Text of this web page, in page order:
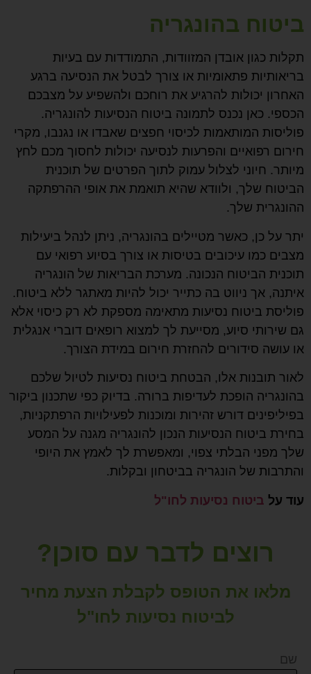
ביטוח בהונגריה
תקלות כגון אובדן המזוודות, התמודדות עם בעיות
בריאותיות פתאומיות או צורך לבטל את הנסיעה ברגע
האחרון יכולות להרגיע את רוחכם ולהשפיע על מצבכם
הכספי. כאן נכנס לתמונה ביטוח הנסיעות להונגריה.
פוליסות המותאמות לכיסוי חפצים שאבדו או נגנבו, מקרי
חירום רפואיים והפרעות לנסיעה יכולות לחסוך מכם לחץ
מיותר. חיוני לצלול עמוק לתוך הפרטים של תוכנית
הביטוח שלך, ולוודא שהיא תואמת את אופי ההרפתקה
ההונגרית שלך.
יתר על כן, כאשר מטיילים בהונגריה, ניתן לנהל ביעילות
מצבים כמו עיכובים בטיסות או צורך בסיוע רפואי עם
תוכנית הביטוח הנכונה. מערכת הבריאות של הונגריה
איתנה, אך ניווט בה כתייר יכול להיות מאתגר ללא ביטוח.
פוליסת ביטוח נסיעות מתאימה מספקת לא רק כיסוי אלא
גם שירותי סיוע, מסייעת לך למצוא רופאים דוברי אנגלית
או עושה סידורים להחזרת חירום במידת הצורך.
לאור תובנות אלו, הבטחת ביטוח נסיעות לטיול שלכם
בהונגריה הופכת לעדיפות ברורה. בדיוק כפי שתכנון ביקור
בפיליפינים דורש זהירות ומוכנות לפעילויות הרפתקניות,
בחירת ביטוח הנסיעות הנכון להונגריה מגנה על המסע
שלך מפני הבלתי צפוי, ומאפשרת לך לאמץ את היופי
והתרבות של הונגריה בביטחון ובקלות.
עוד על ביטוח נסיעות לחו"ל
רוצים לדבר עם סוכן?
מלאו את הטופס לקבלת הצעת מחיר
לביטוח נסיעות לחו"ל
שם